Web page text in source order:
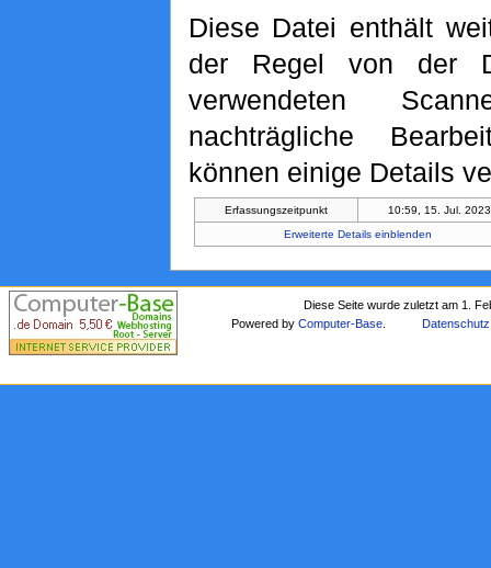
Diese Datei enthält
der Regel von der
verwendeten
nachträgliche
können einige Details
Erfassungszeitpunkt
10:59, 15. Jul. 2023
Erweiterte Details einblenden
Diese Seite wurde zuletzt am 1.
Powered byComputer-Base Datenschutz